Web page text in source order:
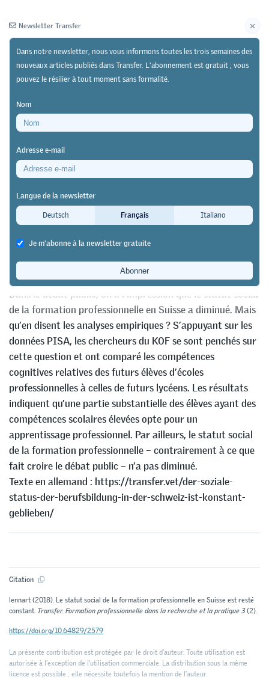
Newsletter Archives
01/05/18
Projet de recherche du KOF
Le statut social de la formation
professionnelle en Suisse est resté
constant
Dans le débat public, on a l’impression que le statut social
de la formation professionnelle en Suisse a diminué. Mais
qu’en disent les analyses empiriques ? S’appuyant sur les
données PISA, les chercheurs du KOF se sont penchés sur
cette question et ont comparé les compétences
cognitives relatives des futurs élèves d’écoles
professionnelles à celles de futurs lycéens. Les résultats
indiquent qu’une partie substantielle des élèves ayant des
compétences scolaires élevées opte pour un
apprentissage professionnel. Par ailleurs, le statut social
de la formation professionnelle – contrairement à ce que
fait croire le débat public – n’a pas diminué.
Texte en allemand : https://transfer.vet/der-soziale-
status-der-berufsbildung-in-der-schweiz-ist-konstant-
geblieben/
Citation
lennart (2018). Le statut social de la formation professionnelle en Suisse est resté
constant. Transfer. Formation professionnelle dans la recherche et la pratique 3(2).
https://doi.org/10.64829/2579
La présente contribution est protégée par le droit d'auteur. Toute utilisation est
autorisée à l'exception de l'utilisation commerciale. La distribution sous la même
licence est possible ; elle nécessite toutefois la mention de l’auteur.
Newsletter Transfer
Dans notre newsletter, nous vous informons toutes les trois semaines des
nouveaux articles publiés dans Transfer. L'abonnement est gratuit ; vous
pouvez le résilier à tout moment sans formalité.
Nom
Adresse e-mail
Langue de la newsletter
Deutsch
Français Italiano
Je m'abonne à la newsletter gratuite